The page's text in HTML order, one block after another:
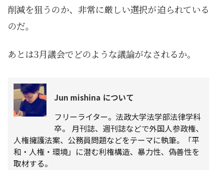
削減を狙うのか、非常に厳しい選択が迫られている
のだ。
あとは3月議会でどのような議論がなされるか。
Jun mishina について
フリーライター。法政大学法学部法律学科
卒。 月刊誌、週刊誌などで外国人参政権、
人権擁護法案、公務員問題などをテーマに執筆。「平
和・人権・環境」に潜む利権構造、暴力性、偽善性を
取材する。